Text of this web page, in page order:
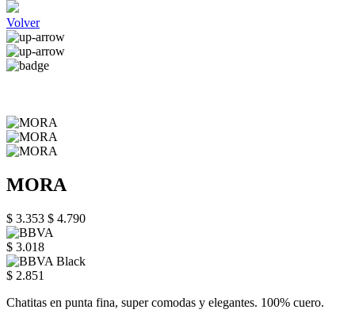
Volver
MORA
$ 3.353 $ 4.790
$ 3.018
$ 2.851
Chatitas en punta fina, super comodas y elegantes. 100% cuero.